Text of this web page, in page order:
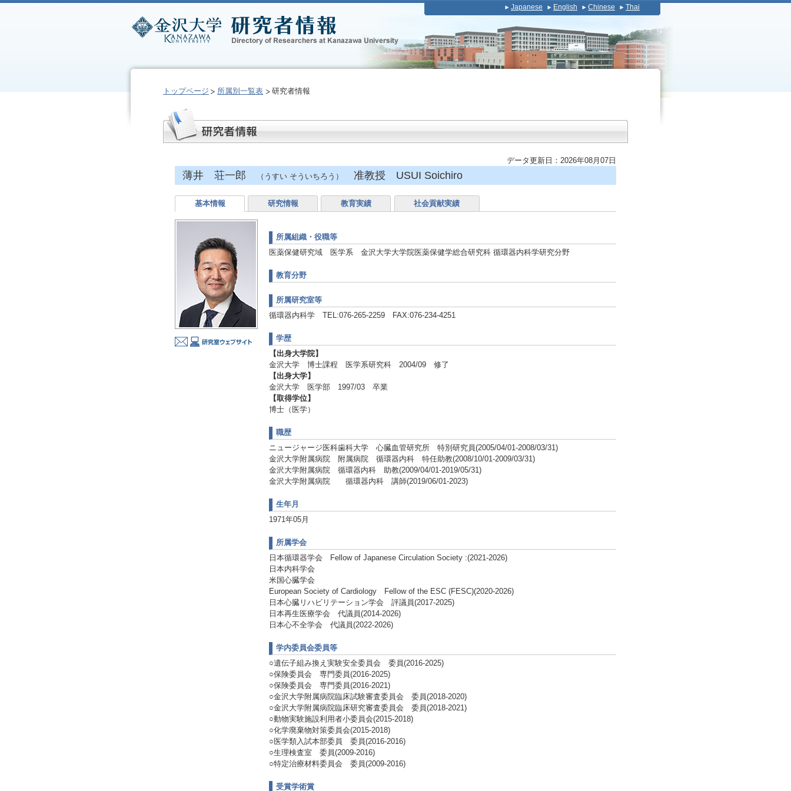
Japanese English Chinese Thai
トップページ 所属別一覧表 研究者情報
データ更新日：2026年08月07日
薄井 荘一郎 （うすい そういちろう） 准教授 USUI Soichiro
基本情報 研究情報 教育実績 社会貢献実績
所属組織・役職等
医薬保健研究域 医学系 金沢大学大学院医薬保健学総合研究科 循環器内科学研究分野
教育分野
所属研究室等
循環器内科学 TEL:076-265-2259 FAX:076-234-4251
学歴
【出身大学院】
金沢大学 博士課程 医学系研究科 2004/09 修了
【出身大学】
金沢大学 医学部 1997/03 卒業
【取得学位】
博士（医学）
職歴
ニュージャージ医科歯科大学 心臓血管研究所 特別研究員(2005/04/01-2008/03/31)
金沢大学附属病院 附属病院 循環器内科 特任助教(2008/10/01-2009/03/31)
金沢大学附属病院 循環器内科 助教(2009/04/01-2019/05/31)
金沢大学附属病院 循環器内科 講師(2019/06/01-2023)
生年月
1971年05月
所属学会
日本循環器学会 Fellow of Japanese Circulation Society :(2021-2026)
日本内科学会
米国心臓学会
European Society of Cardiology Fellow of the ESC (FESC)(2020-2026)
日本心臓リハビリテーション学会 評議員(2017-2025)
日本再生医療学会 代議員(2014-2026)
日本心不全学会 代議員(2022-2026)
学内委員会委員等
○遺伝子組み換え実験安全委員会 委員(2016-2025)
○保険委員会 専門委員(2016-2025)
○保険委員会 専門委員(2016-2021)
○金沢大学附属病院臨床試験審査委員会 委員(2018-2020)
○金沢大学附属病院臨床研究審査委員会 委員(2018-2021)
○動物実験施設利用者小委員会(2015-2018)
○化学廃棄物対策委員会(2015-2018)
○医学類入試本部委員 委員(2016-2016)
○生理検査室 委員(2009-2016)
○特定治療材料委員会 委員(2009-2016)
受賞学術賞